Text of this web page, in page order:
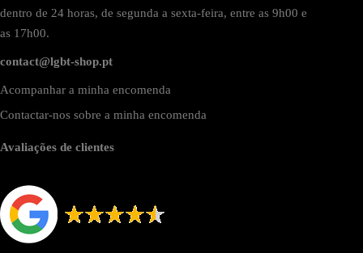
dentro de 24 horas, de segunda a sexta-feira, entre as 9h00 e
as 17h00.
contact@lgbt-shop.pt
Acompanhar a minha encomenda
Contactar-nos sobre a minha encomenda
Avaliações de clientes